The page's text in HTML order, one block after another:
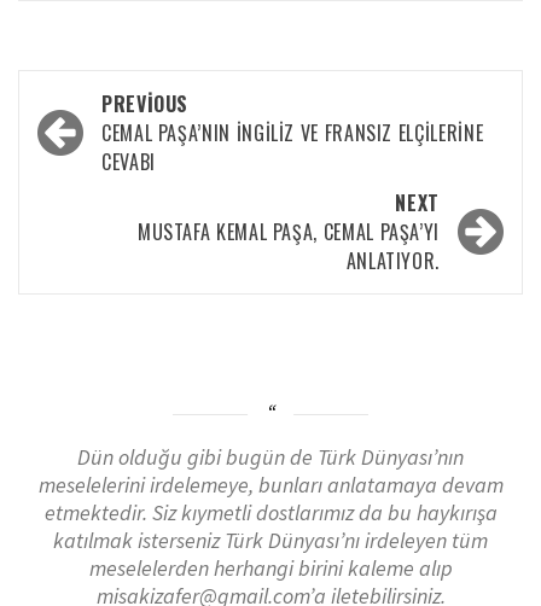
PREVIOUS
CEMAL PAŞA’NIN İNGILIZ VE FRANSIZ ELÇILERINE
CEVABI
NEXT
MUSTAFA KEMAL PAŞA, CEMAL PAŞA’YI
ANLATIYOR.
Dün olduğu gibi bugün de Türk Dünyası’nın
meselelerini irdelemeye, bunları anlatamaya devam
etmektedir. Siz kıymetli dostlarımız da bu haykırışa
katılmak isterseniz Türk Dünyası’nı irdeleyen tüm
meselelerden herhangi birini kaleme alıp
misakizafer@gmail.com’a iletebilirsiniz.